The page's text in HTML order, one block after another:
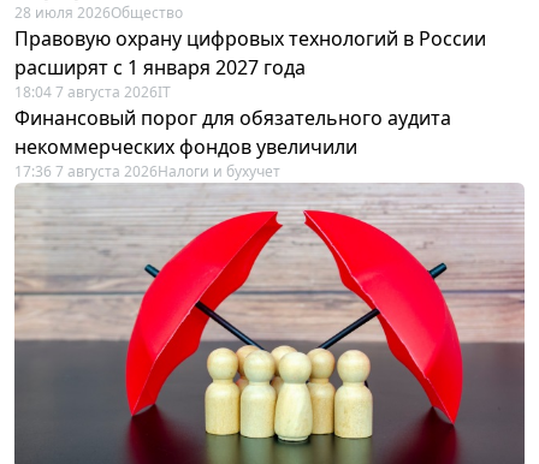
28 июля 2026Общество
Правовую охрану цифровых технологий в России
расширят с 1 января 2027 года
18:04 7 августа 2026IT
Финансовый порог для обязательного аудита
некоммерческих фондов увеличили
17:36 7 августа 2026Налоги и бухучет